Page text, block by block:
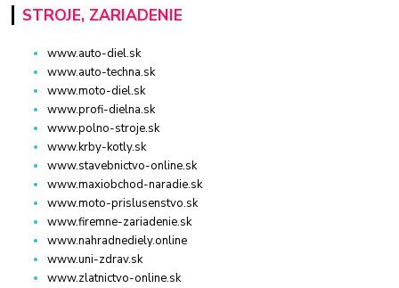
STROJE, ZARIADENIE
www.auto-diel.sk
www.auto-techna.sk
www.moto-diel.sk
www.profi-dielna.sk
www.polno-stroje.sk
www.krby-kotly.sk
www.stavebnictvo-online.sk
www.maxiobchod-naradie.sk
www.moto-prislusenstvo.sk
www.firemne-zariadenie.sk
www.nahradnediely.online
www.uni-zdrav.sk
www.zlatnictvo-online.sk